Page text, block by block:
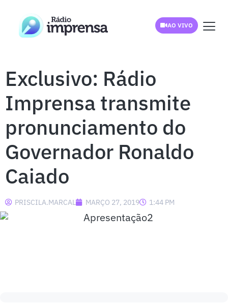
AO VIVO
Exclusivo: Rádio
Imprensa transmite
pronunciamento do
Governador Ronaldo
Caiado
PRISCILA.MARCAL MARÇO 27, 2019 1:44 PM